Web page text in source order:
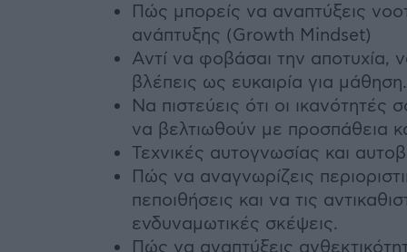
Πώς μπορείς να αναπτύξεις
ανάπτυξης (Growth Mindset)
Αντί να φοβάσαι την αποτυχία,
βλέπεις ως ευκαιρία για μάθηση.
Να πιστεύεις ότι οι ικανότητές
να βελτιωθούν με προσπάθεια
Τεχνικές αυτογνωσίας και
Πώς να αναγνωρίζεις
πεποιθήσεις και να τις
ενδυναμωτικές σκέψεις.